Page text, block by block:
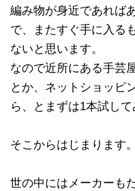
編み物が身近であれば
で、またすぐ手に入る
ないと思います。
なので近所にある手芸
とか、ネットショッピ
ら、とまずは1本試して
そこからはじまります。
世の中にはメーカーも